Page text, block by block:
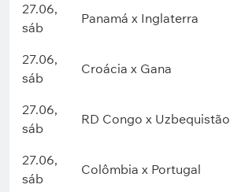
27.06,
sáb
Panamá x Inglaterra
27.06,
sáb
Croácia x Gana
27.06,
sáb
RD Congo x Uzbequistão
27.06,
sáb
Colômbia x Portugal